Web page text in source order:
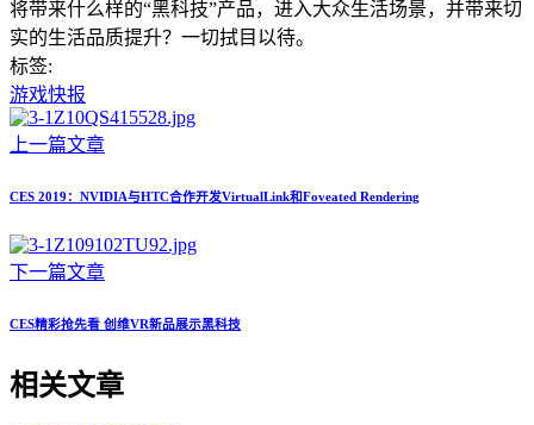
将带来什么样的“黑科技”产品，进入大众生活场景，并带来切
实的生活品质提升？一切拭目以待。
标签:
游戏快报
上一篇文章
CES 2019：NVIDIA与HTC合作开发VirtualLink和Foveated Rendering
下一篇文章
CES精彩抢先看 创维VR新品展示黑科技
相关文章